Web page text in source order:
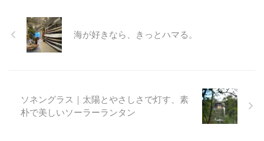
海が好きなら、きっとハマる。
ソネングラス｜太陽とやさしさで灯す、素
朴で美しいソーラーランタン